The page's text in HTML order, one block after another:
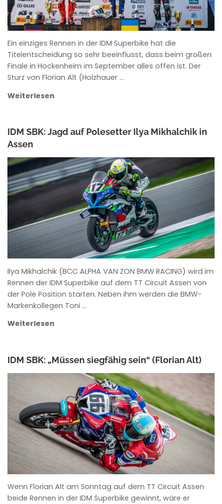
Ein einziges Rennen in der IDM Superbike hat die
Titelentscheidung so sehr beeinflusst, dass beim großen
Finale in Hockenheim im September alles offen ist. Der
Sturz von Florian Alt (Holzhauer …
Weiterlesen
IDM SBK: Jagd auf Polesetter Ilya Mikhalchik in
Assen
ANKE WIECZOREK
Ilya Mikhalchik (BCC ALPHA VAN ZON BMW RACING) wird im
Rennen der IDM Superbike auf dem TT Circuit Assen von
der Pole Position starten. Neben ihm werden die BMW-
Markenkollegen Toni …
Weiterlesen
IDM SBK: „Müssen siegfähig sein“ (Florian Alt)
ANKE WIECZOREK
Wenn Florian Alt am Sonntag auf dem TT Circuit Assen
beide Rennen in der IDM Superbike gewinnt, wäre er